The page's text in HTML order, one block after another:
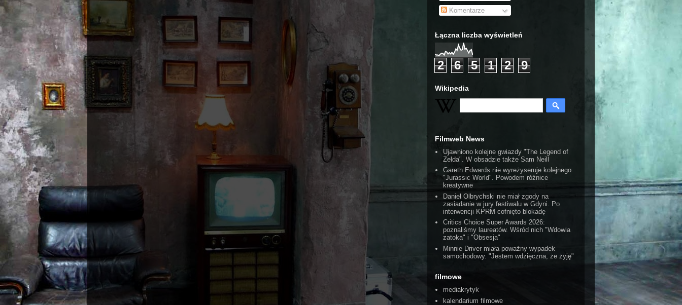
Komentarze
Łączna liczba wyświetleń
2 6 5 1 2 9
Wikipedia
Filmweb News
Ujawniono kolejne gwiazdy "The Legend of
Zelda". W obsadzie także Sam Neill
Gareth Edwards nie wyreżyseruje kolejnego
"Jurassic World". Powodem różnice
kreatywne
Daniel Olbrychski nie miał zgody na
zasiadanie w jury festiwalu w Gdyni. Po
interwencji KPRM cofnięto blokadę
Critics Choice Super Awards 2026:
poznaliśmy laureatów. Wśród nich "Wdowia
zatoka" i "Obsesja"
Minnie Driver miała poważny wypadek
samochodowy. "Jestem wdzięczna, że żyję"
filmowe
mediakrytyk
kalendarium filmowe